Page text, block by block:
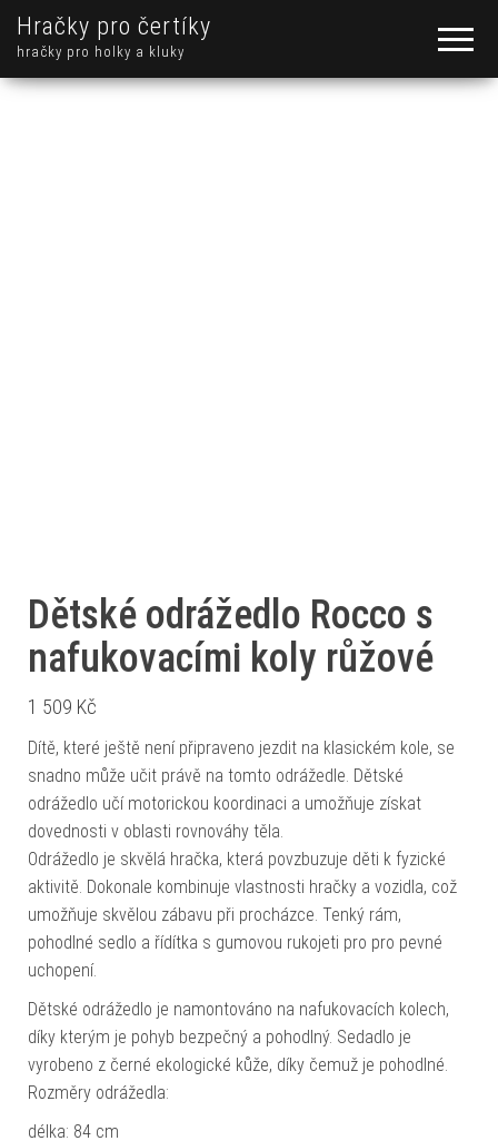
Hračky pro čertíky
hračky pro holky a kluky
Dětské odrážedlo Rocco s
nafukovacími koly růžové
1 509 Kč
Dítě, které ještě není připraveno jezdit na klasickém kole, se
snadno může učit právě na tomto odrážedle. Dětské
odrážedlo učí motorickou koordinaci a umožňuje získat
dovednosti v oblasti rovnováhy těla.
Odrážedlo je skvělá hračka, která povzbuzuje děti k fyzické
aktivitě. Dokonale kombinuje vlastnosti hračky a vozidla, což
umožňuje skvělou zábavu při procházce. Tenký rám,
pohodlné sedlo a řídítka s gumovou rukojeti pro pro pevné
uchopení.
Dětské odrážedlo je namontováno na nafukovacích kolech,
díky kterým je pohyb bezpečný a pohodlný. Sedadlo je
vyrobeno z černé ekologické kůže, díky čemuž je pohodlné.
Rozměry odrážedla:
délka: 84 cm